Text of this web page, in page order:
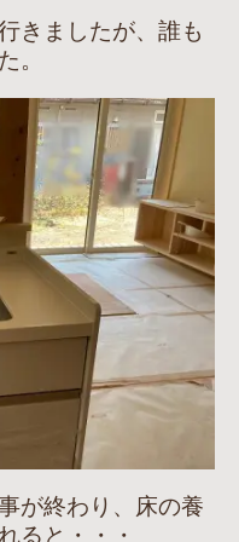
きましたが、誰も
。
が終わり、床の養
ると・・・